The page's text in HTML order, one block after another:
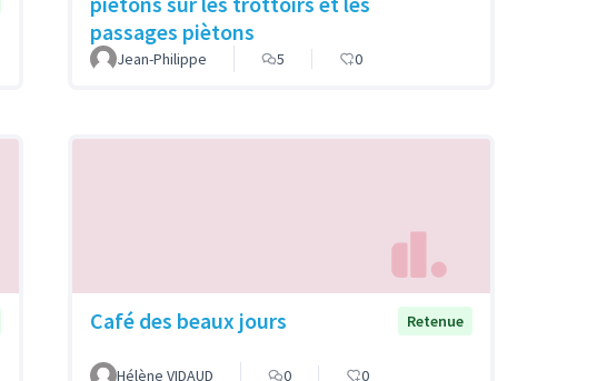
passages piètons
Jean-Philippe 5 0
Café des beaux jours Retenue
Hélène VIDAUD 0 0